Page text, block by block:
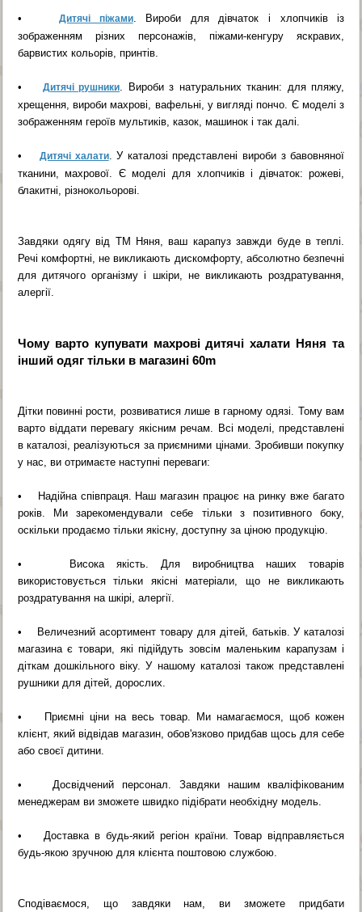
•Дитячі піжами. Вироби для дівчаток і хлопчиків із
зображенням різних персонажів, піжами-кенгуру яскравих,
барвистих кольорів, принтів.
• Дитячі рушники. Вироби з натуральних тканин: для пляжу,
хрещення, вироби махрові, вафельні, у вигляді пончо. Є моделі з
зображенням героїв мультиків, казок, машинок і так далі.
•Дитячі халати. У каталозі представлені вироби з бавовняної
тканини, махрової. Є моделі для хлопчиків і дівчаток: рожеві,
блакитні, різнокольорові.
Завдяки одягу від ТМ Няня, ваш карапуз завжди буде в теплі.
Речі комфортні, не викликають дискомфорту, абсолютно безпечні
для дитячого організму і шкіри, не викликають роздратування,
алергії.
Чому варто купувати махрові дитячі халати Няня та
інший одяг тільки в магазині 60m
Дітки повинні рости, розвиватися лише в гарному одязі. Тому вам
варто віддати перевагу якісним речам. Всі моделі, представлені
в каталозі, реалізуються за приємними цінами. Зробивши покупку
у нас, ви отримаєте наступні переваги:
• Надійна співпраця. Наш магазин працює на ринку вже багато
років. Ми зарекомендували себе тільки з позитивного боку,
оскільки продаємо тільки якісну, доступну за ціною продукцію.
• Висока якість. Для виробництва наших товарів
використовується тільки якісні матеріали, що не викликають
роздратування на шкірі, алергії.
• Величезний асортимент товару для дітей, батьків. У каталозі
магазина є товари, які підійдуть зовсім маленьким карапузам і
діткам дошкільного віку. У нашому каталозі також представлені
рушники для дітей, дорослих.
• Приємні ціни на весь товар. Ми намагаємося, щоб кожен
клієнт, який відвідав магазин, обов'язково придбав щось для себе
або своєї дитини.
• Досвідчений персонал. Завдяки нашим кваліфікованим
менеджерам ви зможете швидко підібрати необхідну модель.
• Доставка в будь-який регіон країни. Товар відправляється
будь-якою зручною для клієнта поштовою службою.
Сподіваємося, що завдяки нам, ви зможете придбати